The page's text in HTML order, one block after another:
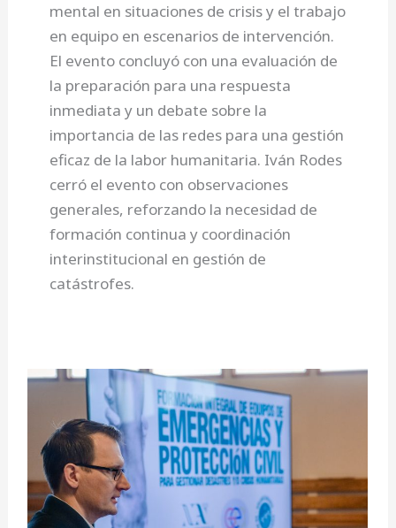
mental en situaciones de crisis y el trabajo
en equipo en escenarios de intervención.
El evento concluyó con una evaluación de
la preparación para una respuesta
inmediata y un debate sobre la
importancia de las redes para una gestión
eficaz de la labor humanitaria. Iván Rodes
cerró el evento con observaciones
generales, reforzando la necesidad de
formación continua y coordinación
interinstitucional en gestión de
catástrofes.